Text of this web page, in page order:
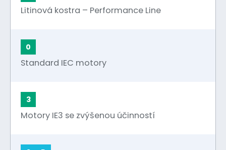
Litinová kostra – Performance Line
0
Standard IEC motory
3
Motory IE3 se zvýšenou účinností